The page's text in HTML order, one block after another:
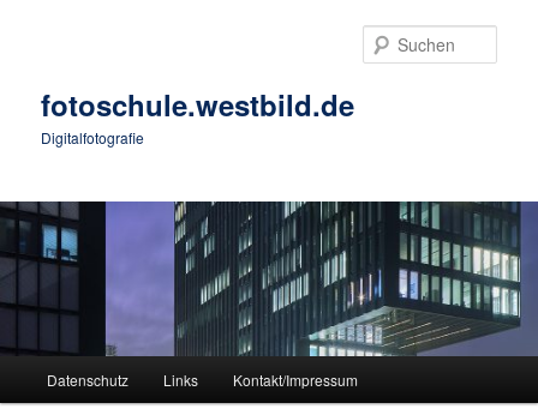
fotoschule.westbild.de
Digitalfotografie
Datenschutz Links Kontakt/Impressum